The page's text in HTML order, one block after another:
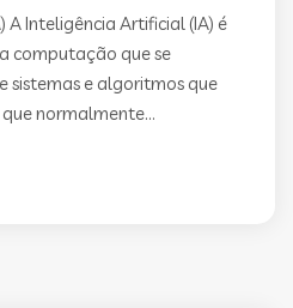
A Inteligência Artificial (IA) é
computação que se
sistemas e algoritmos que
normalmente...